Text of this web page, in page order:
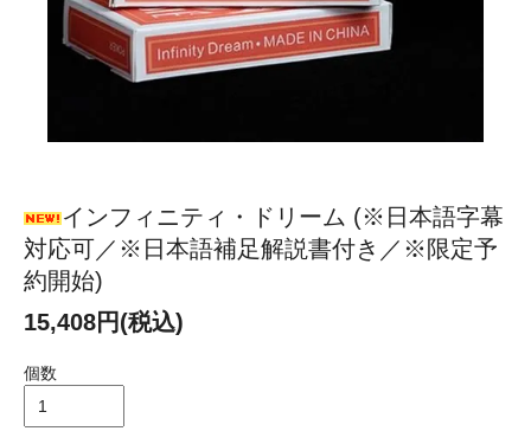
インフィニティ・ドリーム (※日本語字幕
対応可／※日本語補足解説書付き／※限定予
約開始)
15,408円(税込)
個数